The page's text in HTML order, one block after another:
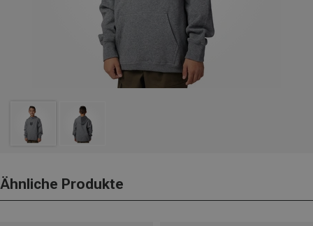
Ähnliche Produkte